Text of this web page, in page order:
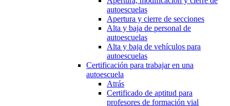
autoescuelas
Apertura y cierre de secciones
Alta y baja de personal de
autoescuelas
Alta y baja de vehículos para
autoescuelas
Certificación para trabajar en una
autoescuela
Atrás
Certificado de aptitud para
profesores de formación vial